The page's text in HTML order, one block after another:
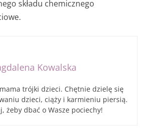
składu chemicznego
Kowalska
trójki dzieci. Chętnie dzielę się
dzieci, ciąży i karmieniu piersią.
żeby dbać o Wasze pociechy!